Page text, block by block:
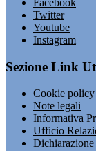
Facebook
Twitter
Youtube
Instagram
Sezione Link
Cookie policy
Note legali
Informativa
Ufficio